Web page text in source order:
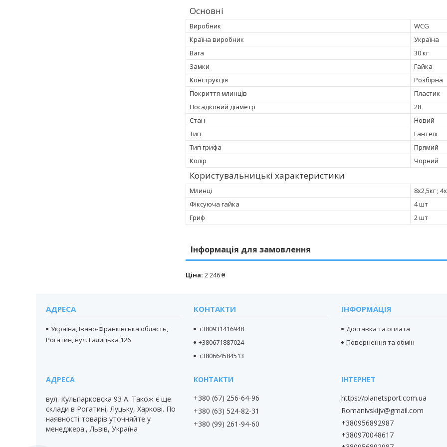
Основні
Виробник
WCG
Країна виробник
Україна
Вага
30 кг
Замки
Гайка
Конструкція
Розбірна
Покриття млинців
Пластик
Посадковий діаметр
28
Стан
Новий
Тип
Гантелі
Тип грифа
Прямий
Колір
Чорний
Користувальницькі характеристики
Млинці
8х2,5кг ;
Фіксуюча гайка
4 шт
Гриф
2 шт
Інформація для замовлення
Ціна: 2 246 ₴
АДРЕСА
Україна, Івано-Франківська область,
Рогатин, вул. Галицька 126
КОНТАКТИ
+380931416948
+380671887024
+380664584513
ІНФОРМАЦІЯ
Доставка та оплата
Повернення та обмін
вул. Кульпарковска 93 А. Також є ще
склади в Рогатині, Луцьку, Харкові. По
наявності товарів уточняйте у
менеджера., Львів, Україна
+380 (67) 256-64-96
+380 (63) 524-82-31
+380 (99) 261-94-60
https://planetsport.com.ua
Romanivskijv@gmail.com
+380956892987
+380970048617